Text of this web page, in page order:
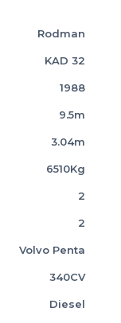
Rodman
KAD 32
1988
9.5m
3.04m
6510Kg
2
2
Volvo Penta
340CV
Diesel